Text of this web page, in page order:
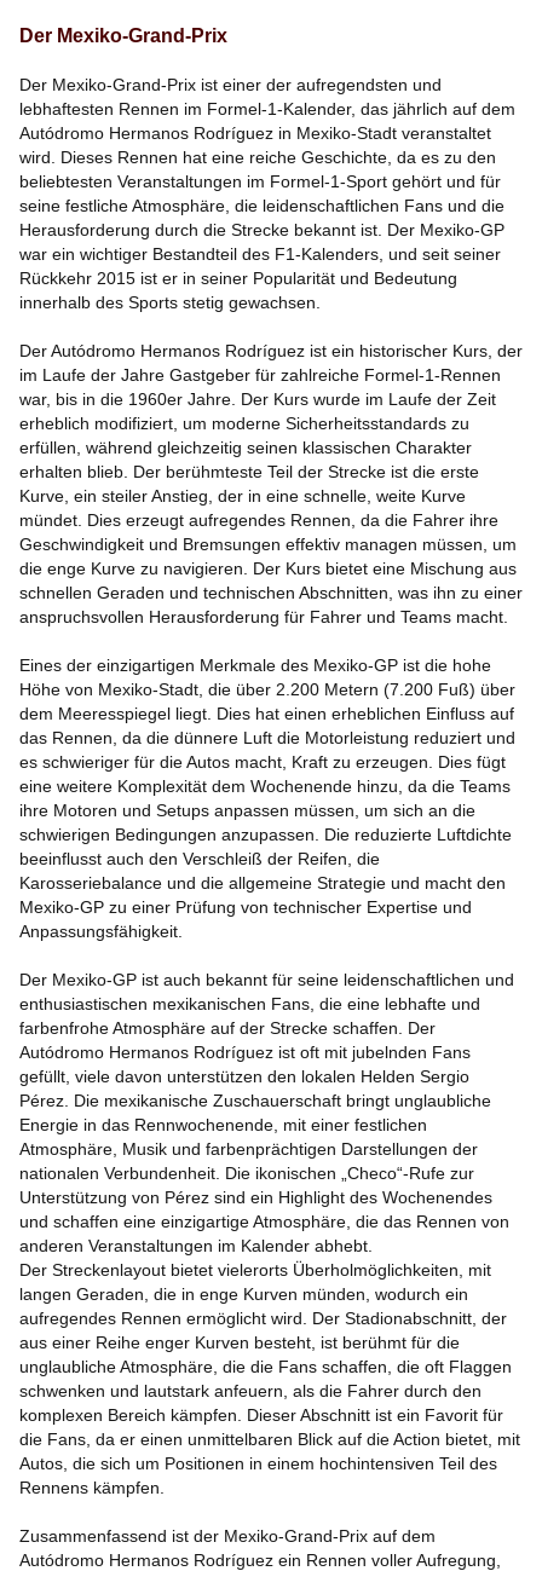
Der Mexiko-Grand-Prix
Der Mexiko-Grand-Prix ist einer der aufregendsten und
lebhaftesten Rennen im Formel-1-Kalender, das jährlich auf dem
Autódromo Hermanos Rodríguez in Mexiko-Stadt veranstaltet
wird. Dieses Rennen hat eine reiche Geschichte, da es zu den
beliebtesten Veranstaltungen im Formel-1-Sport gehört und für
seine festliche Atmosphäre, die leidenschaftlichen Fans und die
Herausforderung durch die Strecke bekannt ist. Der Mexiko-GP
war ein wichtiger Bestandteil des F1-Kalenders, und seit seiner
Rückkehr 2015 ist er in seiner Popularität und Bedeutung
innerhalb des Sports stetig gewachsen.
Der Autódromo Hermanos Rodríguez ist ein historischer Kurs, der
im Laufe der Jahre Gastgeber für zahlreiche Formel-1-Rennen
war, bis in die 1960er Jahre. Der Kurs wurde im Laufe der Zeit
erheblich modifiziert, um moderne Sicherheitsstandards zu
erfüllen, während gleichzeitig seinen klassischen Charakter
erhalten blieb. Der berühmteste Teil der Strecke ist die erste
Kurve, ein steiler Anstieg, der in eine schnelle, weite Kurve
mündet. Dies erzeugt aufregendes Rennen, da die Fahrer ihre
Geschwindigkeit und Bremsungen effektiv managen müssen, um
die enge Kurve zu navigieren. Der Kurs bietet eine Mischung aus
schnellen Geraden und technischen Abschnitten, was ihn zu einer
anspruchsvollen Herausforderung für Fahrer und Teams macht.
Eines der einzigartigen Merkmale des Mexiko-GP ist die hohe
Höhe von Mexiko-Stadt, die über 2.200 Metern (7.200 Fuß) über
dem Meeresspiegel liegt. Dies hat einen erheblichen Einfluss auf
das Rennen, da die dünnere Luft die Motorleistung reduziert und
es schwieriger für die Autos macht, Kraft zu erzeugen. Dies fügt
eine weitere Komplexität dem Wochenende hinzu, da die Teams
ihre Motoren und Setups anpassen müssen, um sich an die
schwierigen Bedingungen anzupassen. Die reduzierte Luftdichte
beeinflusst auch den Verschleiß der Reifen, die
Karosseriebalance und die allgemeine Strategie und macht den
Mexiko-GP zu einer Prüfung von technischer Expertise und
Anpassungsfähigkeit.
Der Mexiko-GP ist auch bekannt für seine leidenschaftlichen und
enthusiastischen mexikanischen Fans, die eine lebhafte und
farbenfrohe Atmosphäre auf der Strecke schaffen. Der
Autódromo Hermanos Rodríguez ist oft mit jubelnden Fans
gefüllt, viele davon unterstützen den lokalen Helden Sergio
Pérez. Die mexikanische Zuschauerschaft bringt unglaubliche
Energie in das Rennwochenende, mit einer festlichen
Atmosphäre, Musik und farbenprächtigen Darstellungen der
nationalen Verbundenheit. Die ikonischen „Checo“-Rufe zur
Unterstützung von Pérez sind ein Highlight des Wochenendes
und schaffen eine einzigartige Atmosphäre, die das Rennen von
anderen Veranstaltungen im Kalender abhebt.
Der Streckenlayout bietet vielerorts Überholmöglichkeiten, mit
langen Geraden, die in enge Kurven münden, wodurch ein
aufregendes Rennen ermöglicht wird. Der Stadionabschnitt, der
aus einer Reihe enger Kurven besteht, ist berühmt für die
unglaubliche Atmosphäre, die die Fans schaffen, die oft Flaggen
schwenken und lautstark anfeuern, als die Fahrer durch den
komplexen Bereich kämpfen. Dieser Abschnitt ist ein Favorit für
die Fans, da er einen unmittelbaren Blick auf die Action bietet, mit
Autos, die sich um Positionen in einem hochintensiven Teil des
Rennens kämpfen.
Zusammenfassend ist der Mexiko-Grand-Prix auf dem
Autódromo Hermanos Rodríguez ein Rennen voller Aufregung,